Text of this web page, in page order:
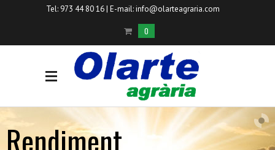
Tel: 973 44 80 16 | E-mail:info@olarteagraria.com
0